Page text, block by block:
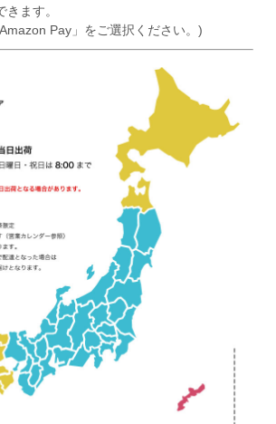
ます。
Pay」をご選択ください。)